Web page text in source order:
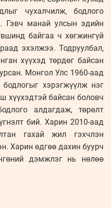
чухалчилж, бодлого
Гэвч манай улсын эдийн
байгаа ч хөгжингүй
эхэлжээ. Тодруулбал,
хүүхэд төрдөг байсан
Монгол Улс 1960-аад
хэрэгжүүлж нэг
хүүхэдтэй байсан боловч
алдагдаж, төрөлт
бий. Харин 2010-аад
гахай жил гэхчлэн
Харин өдгөө дахин буурч
дэмжлэг нь нөлөө